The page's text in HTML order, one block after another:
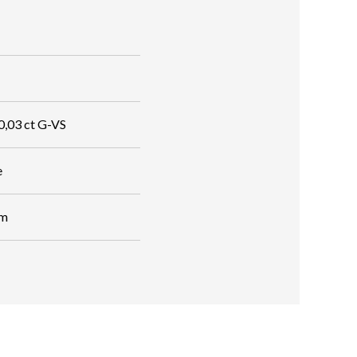
ct G-VS